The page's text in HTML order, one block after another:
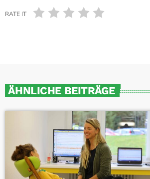
RATE IT
ÄHNLICHE BEITRÄGE